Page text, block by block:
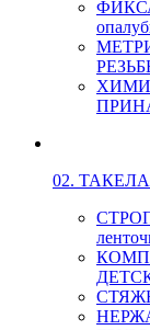
02.